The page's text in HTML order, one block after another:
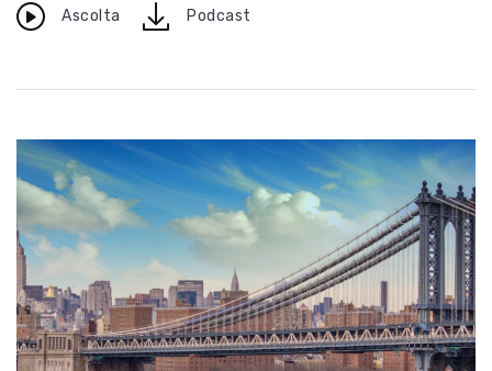
Ascolta downloadPodcast